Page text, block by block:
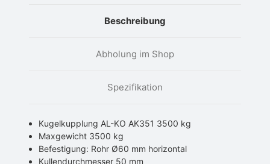
Beschreibung
Abholung im Shop
Spezifikation
Kugelkupplung AL-KO AK351 3500 kg
Maxgewicht 3500 kg
Befestigung: Rohr Ø60 mm horizontal
Kullendurchmesser 50 mm